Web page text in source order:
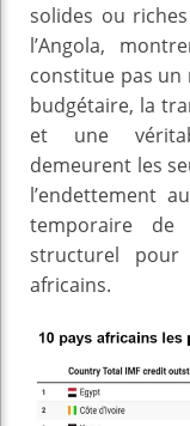
solides ou
l’Angola,
constitue pas
budgétaire, la
et une
demeurent les
l’endettement
temporaire de
structurel
africains.